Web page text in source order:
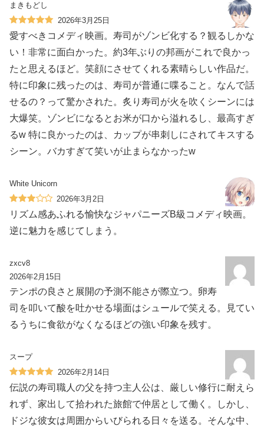
まきもどし
2026年3月25日
愛すべきコメディ映画。寿司がゾンビ化する？観るしかな
い！非常に面白かった。約3年ぶりの邦画がこれで良かっ
たと思えるほど。笑顔にさせてくれる素晴らしい作品だ。
特に印象に残ったのは、寿司が普通に喋ること。なんで話
せるの？って驚かされた。炙り寿司が火を吹くシーンには
大爆笑。ゾンビになるとお米が口から溢れるし、最高すぎ
るw 特に良かったのは、カップが串刺しにされてキスする
シーン。バカすぎて笑いが止まらなかったw
White Unicorn
2026年3月2日
リズム感あふれる愉快なジャパニーズB級コメディ映画。
逆に魅力を感じてしまう。
zxcv8
2026年2月15日
テンポの良さと展開の予測不能さが際立つ。卵寿
司を叩いて酸を吐かせる場面はシュールで笑える。見てい
るうちに食欲がなくなるほどの強い印象を残す。
スープ
2026年2月14日
伝説の寿司職人の父を持つ主人公は、厳しい修行に耐えら
れず、家出して拾われた旅館で仲居として働く。しかし、
ドジな彼女は周囲からいびられる日々を送る。そんな中、